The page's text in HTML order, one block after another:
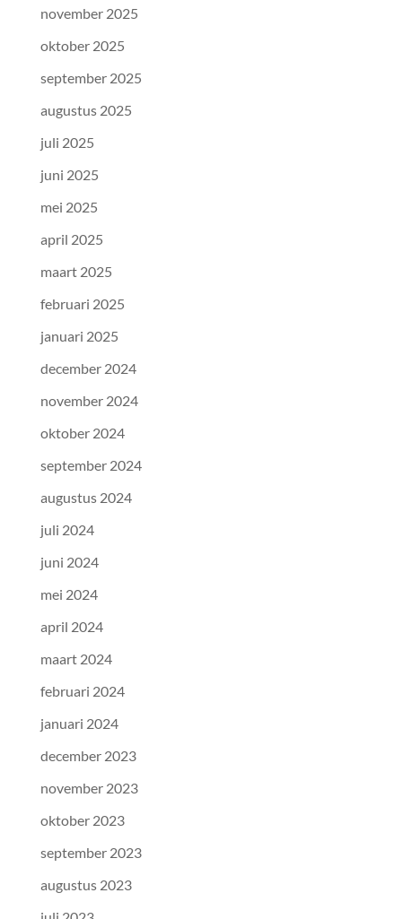
november 2025
oktober 2025
september 2025
augustus 2025
juli 2025
juni 2025
mei 2025
april 2025
maart 2025
februari 2025
januari 2025
december 2024
november 2024
oktober 2024
september 2024
augustus 2024
juli 2024
juni 2024
mei 2024
april 2024
maart 2024
februari 2024
januari 2024
december 2023
november 2023
oktober 2023
september 2023
augustus 2023